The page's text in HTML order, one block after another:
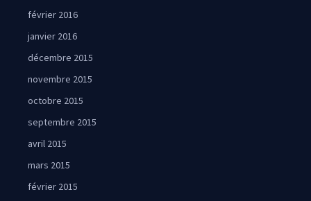
février 2016
janvier 2016
décembre 2015
novembre 2015
octobre 2015
septembre 2015
avril 2015
mars 2015
février 2015